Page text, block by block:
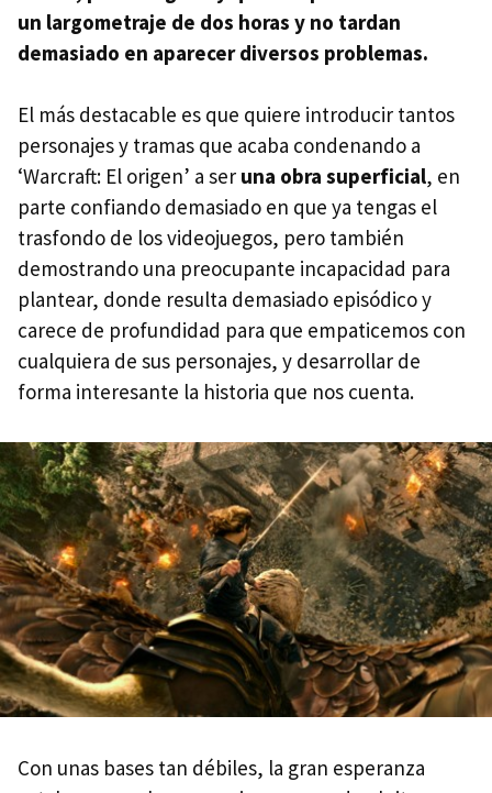
un largometraje de dos horas y no tardan
demasiado en aparecer diversos problemas.
El más destacable es que quiere introducir tantos
personajes y tramas que acaba condenando a
‘Warcraft: El origen’ a ser una obra superficial, en
parte confiando demasiado en que ya tengas el
trasfondo de los videojuegos, pero también
demostrando una preocupante incapacidad para
plantear, donde resulta demasiado episódico y
carece de profundidad para que empaticemos con
cualquiera de sus personajes, y desarrollar de
forma interesante la historia que nos cuenta.
Con unas bases tan débiles, la gran esperanza